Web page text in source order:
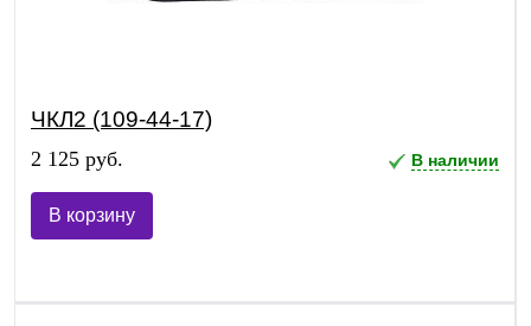
ЧКЛ2 (109-44-17)
2 125 руб. В наличии
В корзину